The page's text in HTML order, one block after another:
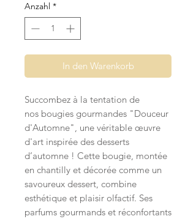
Anzahl *
In den Warenkorb
Succombez à la tentation de
nos bougies gourmandes "Douceur
d'Automne", une véritable œuvre
d'art inspirée des desserts
d’automne ! Cette bougie, montée
en chantilly et décorée comme un
savoureux dessert, combine
esthétique et plaisir olfactif. Ses
parfums gourmands et réconfortants